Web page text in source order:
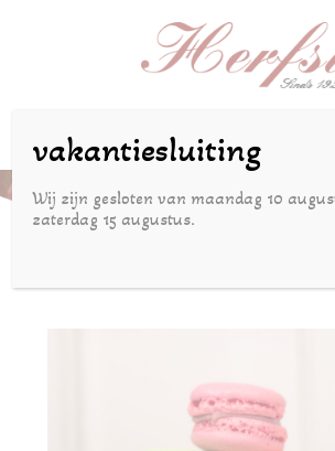
Macarons verpakt per 6
vakantiesluiting
Wij zijn gesloten van maandag 10
zaterdag 15 augustus.